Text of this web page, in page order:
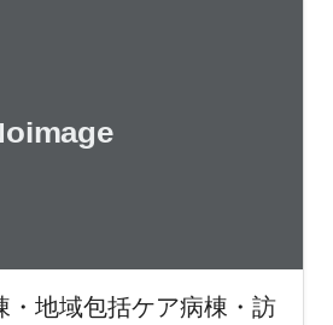
・地域包括ケア病棟・訪